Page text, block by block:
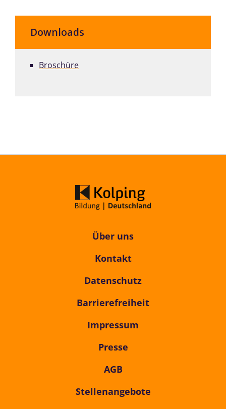
Downloads
Broschüre
Über uns
Kontakt
Datenschutz
Barrierefreiheit
Impressum
Presse
AGB
Stellenangebote